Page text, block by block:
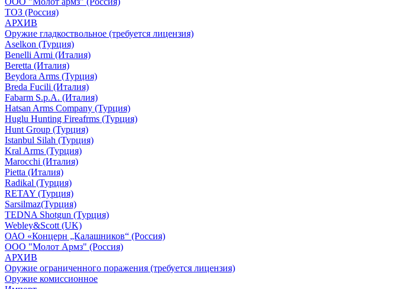
ТОЗ (Россия)
АРХИВ
Оружие гладкоствольное (требуется лицензия)
Aselkon (Турция)
Benelli Armi (Италия)
Beretta (Италия)
Beydora Arms (Турция)
Breda Fucili (Италия)
Fabarm S.p.A. (Италия)
Hatsan Arms Company (Турция)
Huglu Hunting Fireafrms (Турция)
Hunt Group (Турция)
Istanbul Silah (Турция)
Kral Arms (Турция)
Marocchi (Италия)
Pietta (Италия)
Radikal (Турция)
RETAY (Турция)
Sarsilmaz(Турция)
TEDNA Shotgun (Турция)
Webley&Scott (UK)
ОАО «Концерн „Калашников“ (Россия)
ООО "Молот Армз" (Россия)
АРХИВ
Оружие ограниченного поражения (требуется лицензия)
Оружие комиссионное